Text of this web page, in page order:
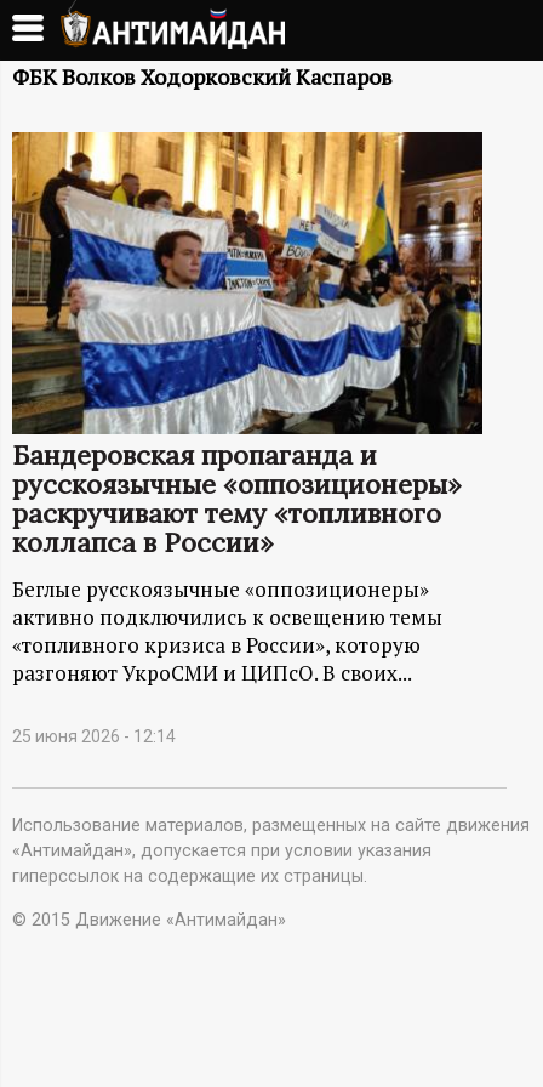
Перейти
основному
А
Н
Т
И
М
А
Й
Д
А
Н
-
и
н
ф
о
ФБК Волков Ходорковский Каспаров
Бандеровская пропаганда и
русскоязычные «оппозиционеры»
раскручивают тему «топливного
коллапса в России»
Беглые русскоязычные «оппозиционеры»
активно подключились к освещению темы
«топливного кризиса в России», которую
разгоняют УкроСМИ и ЦИПсО. В своих...
25 июня 2026 - 12:14
Использование материалов, размещенных на сайте движения
«Антимайдан», допускается при условии указания
гиперссылок на содержащие их страницы.
© 2015 Движение «Антимайдан»